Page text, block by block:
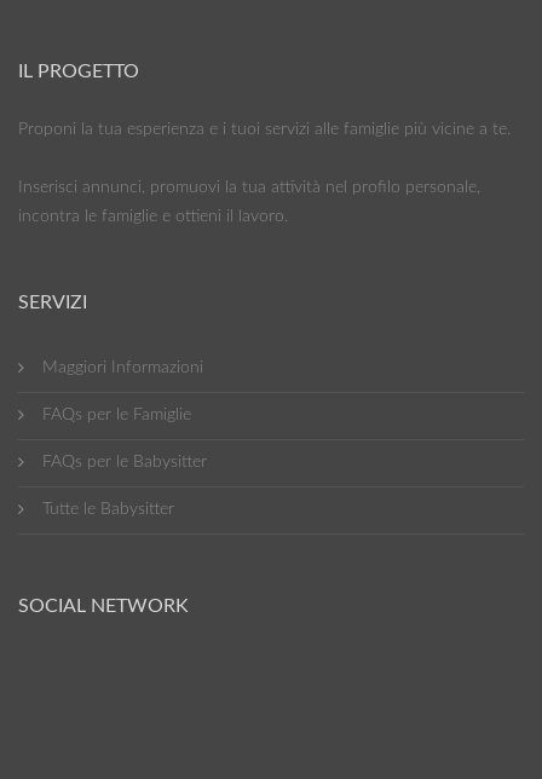
IL PROGETTO
Proponi la tua esperienza e i tuoi servizi alle famiglie più vicine a te.
Inserisci annunci, promuovi la tua attività nel profilo personale,
incontra le famiglie e ottieni il lavoro.
SERVIZI
Maggiori Informazioni
FAQs per le Famiglie
FAQs per le Babysitter
Tutte le Babysitter
SOCIAL NETWORK